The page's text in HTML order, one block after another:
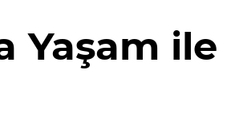
Yaşam ile